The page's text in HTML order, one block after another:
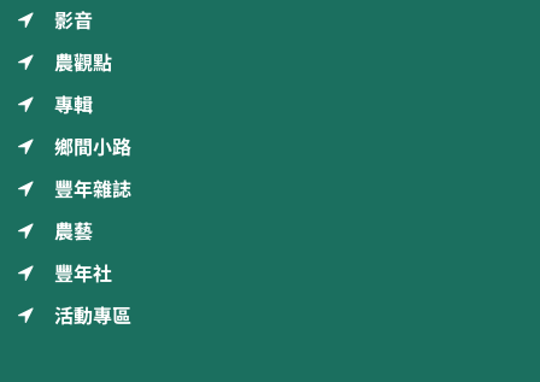
影音
農觀點
專輯
鄉間小路
豐年雜誌
農藝
豐年社
活動專區